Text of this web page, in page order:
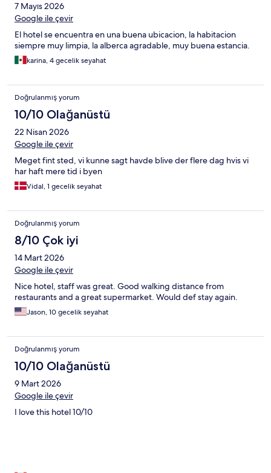
7 Mayıs 2026
Google ile çevir
El hotel se encuentra en una buena ubicacion, la habitacion
siempre muy limpia, la alberca agradable, muy buena estancia.
karina, 4 gecelik seyahat
Doğrulanmış yorum
10/10 Olağanüstü
22 Nisan 2026
Google ile çevir
Meget fint sted, vi kunne sagt havde blive der flere dag hvis vi
har haft mere tid i byen
Vidal, 1 gecelik seyahat
Doğrulanmış yorum
8/10 Çok iyi
14 Mart 2026
Google ile çevir
Nice hotel, staff was great. Good walking distance from
restaurants and a great supermarket. Would def stay again.
Jason, 10 gecelik seyahat
Doğrulanmış yorum
10/10 Olağanüstü
9 Mart 2026
Google ile çevir
I love this hotel 10/10